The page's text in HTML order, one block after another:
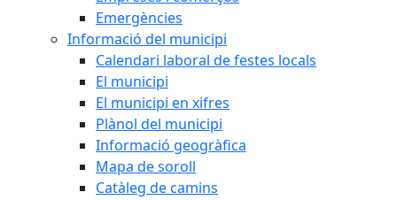
Emergències
Informació del municipi
Calendari laboral de festes locals
El municipi
El municipi en xifres
Plànol del municipi
Informació geogràfica
Mapa de soroll
Catàleg de camins